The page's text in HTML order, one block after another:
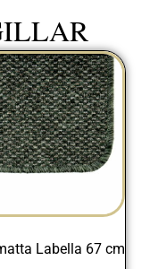
Labella 67 cm